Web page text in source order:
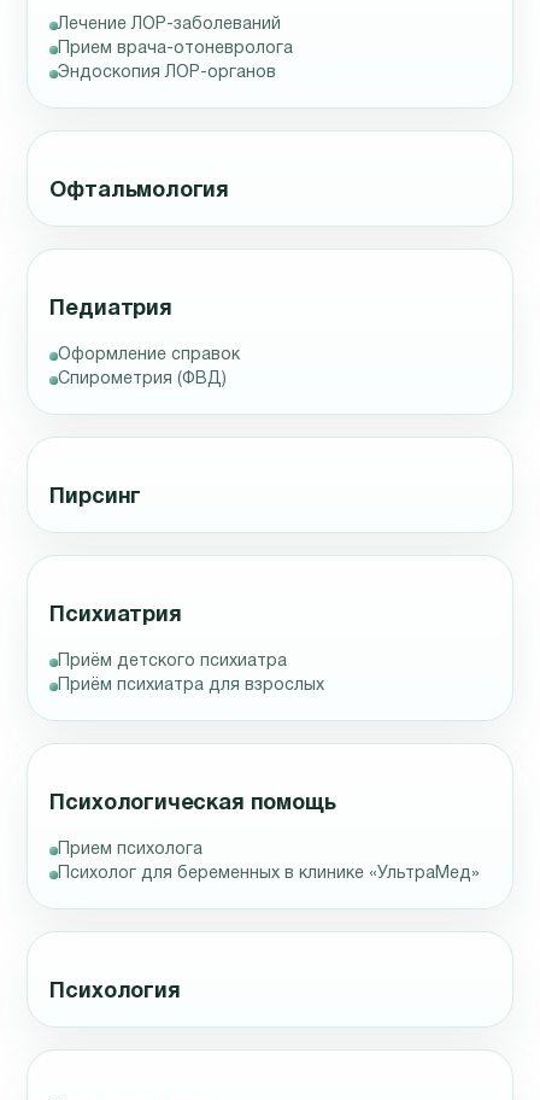
Лечение ЛОР-заболеваний
Прием врача-отоневролога
Эндоскопия ЛОР-органов
Офтальмология
Педиатрия
Оформление справок
Спирометрия (ФВД)
Пирсинг
Психиатрия
Приём детского психиатра
Приём психиатра для взрослых
Психологическая помощь
Прием психолога
Психолог для беременных в клинике «УльтраМед»
Психология